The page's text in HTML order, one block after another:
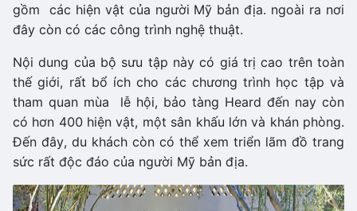
gồm các hiện vật của người Mỹ bản địa. ngoài ra nơi
đây còn có các công trình nghệ thuật.
Nội dung của bộ sưu tập này có giá trị cao trên toàn
thế giới, rất bổ ích cho các chương trình học tập và
tham quan mùa lễ hội, bảo tàng Heard đến nay còn
có hơn 400 hiện vật, một sân khấu lớn và khán phòng.
Đến đây, du khách còn có thể xem triển lãm đồ trang
sức rất độc đáo của người Mỹ bản địa.